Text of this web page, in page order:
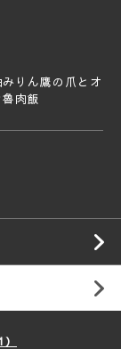
りん鷹の爪とオ
肉飯